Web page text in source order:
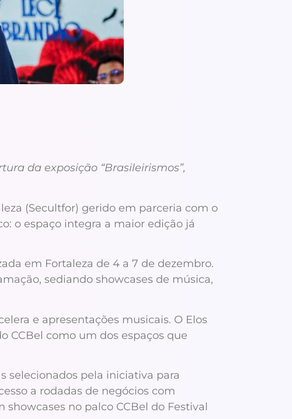
da exposição “Brasileirismos”,
(Secultfor) gerido em parceria com o
o espaço integra a maior edição já
em Fortaleza de 4 a 7 de dezembro.
sediando showcases de música,
e apresentações musicais. O Elos
CCBel como um dos espaços que
selecionados pela iniciativa para
a rodadas de negócios com
no palco CCBel do Festival